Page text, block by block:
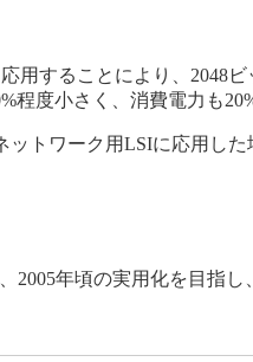
用することにより、2048
度小さく、消費電力も
トワーク用LSIに応用し
年頃の実用化を目指し